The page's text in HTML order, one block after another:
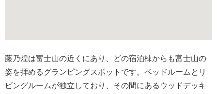
藤乃煌は富士山の近くにあり、どの宿泊棟からも富士山の
姿を拝めるグランピングスポットです。ベッドルームとリ
ビングルームが独立しており、その間にあるウッドデッキ